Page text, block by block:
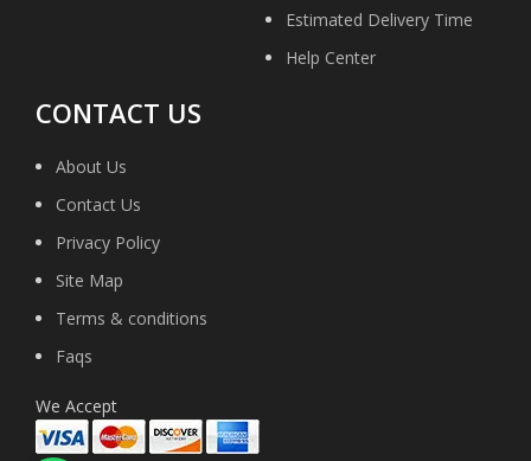
Estimated Delivery Time
Help Center
CONTACT US
About Us
Contact Us
Privacy Policy
Site Map
Terms & conditions
Faqs
We Accept